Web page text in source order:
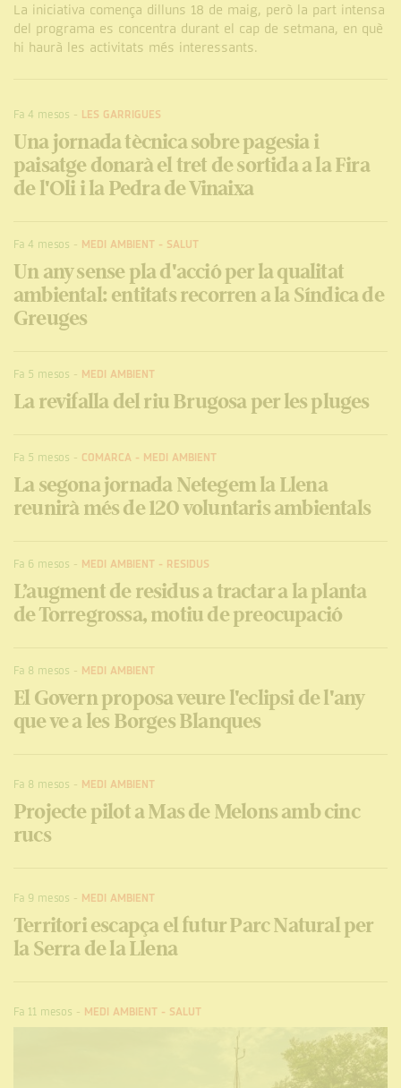
La iniciativa comença dilluns 18 de maig, però la part intensa
del programa es concentra durant el cap de setmana, en què
hi haurà les activitats més interessants.
Fa 4 mesos - LES GARRIGUES
Una jornada tècnica sobre pagesia i
paisatge donarà el tret de sortida a la Fira
de l'Oli i la Pedra de Vinaixa
Fa 4 mesos - MEDI AMBIENT - SALUT
Un any sense pla d'acció per la qualitat
ambiental: entitats recorren a la Síndica de
Greuges
Fa 5 mesos - MEDI AMBIENT
La revifalla del riu Brugosa per les pluges
Fa 5 mesos - COMARCA - MEDI AMBIENT
La segona jornada Netegem la Llena
reunirà més de 120 voluntaris ambientals
Fa 6 mesos - MEDI AMBIENT - RESIDUS
L’augment de residus a tractar a la planta
de Torregrossa, motiu de preocupació
Fa 8 mesos - MEDI AMBIENT
El Govern proposa veure l'eclipsi de l'any
que ve a les Borges Blanques
Fa 8 mesos - MEDI AMBIENT
Projecte pilot a Mas de Melons amb cinc
rucs
Fa 9 mesos - MEDI AMBIENT
Territori escapça el futur Parc Natural per
la Serra de la Llena
Fa 11 mesos - MEDI AMBIENT- SALUT